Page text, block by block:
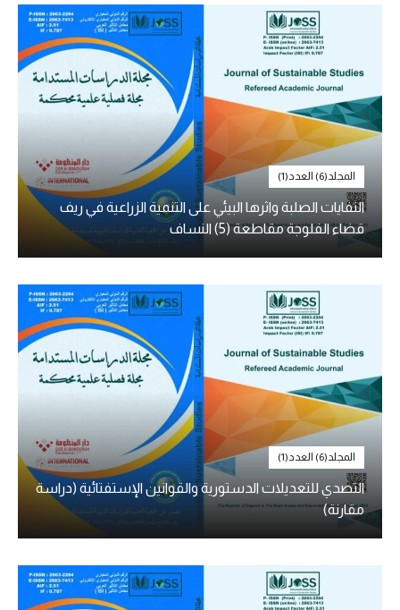
المجلد(6) العدد(1)
النفايات الصلبة واثرها البيئي على التنمية الزراعية في ريف
قضاء الفلوجة مقاطعة (5) النساف
المجلد(6) العدد(1)
التصدي للتعديلات الدستورية والقوانين الإستفتائية (دراسة
مقارنة)